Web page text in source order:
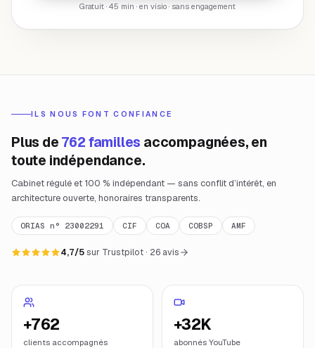
Gratuit · 45 min · en visio · sans engagement
ILS NOUS FONT CONFIANCE
Plus de 762 familles accompagnées, en
toute indépendance.
Cabinet régulé et 100 % indépendant — sans conflit d’intérêt, en
architecture ouverte, honoraires transparents.
ORIAS n° 23002291 CIF COA COBSP AMF
4,7/5sur Trustpilot · 26 avis
+762
clients accompagnés
+32K
abonnés YouTube